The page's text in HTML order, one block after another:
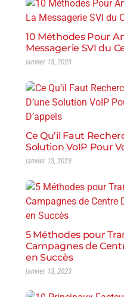
10 Méthodes Pour
Messagerie SVI du
janvier 13, 2023
Ce Qu’il Faut
Solution VoIP Pour
janvier 13, 2023
5 Méthodes pour
Campagnes de
en Succès
janvier 13, 2023